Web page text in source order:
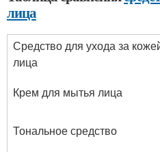
лица
Средство для ухода за
лица
Крем для мытья лица
Тональное средство